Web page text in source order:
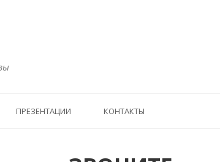
ПРЕЗЕНТАЦИИ КОНТАКТЫ